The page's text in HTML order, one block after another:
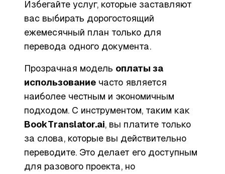
Избегайте услуг, которые заставляют
вас выбирать дорогостоящий
ежемесячный план только для
перевода одного документа.
Прозрачная модель оплаты за
использование часто является
наиболее честным и экономичным
подходом. С инструментом, таким как
BookTranslator.ai, вы платите только
за слова, которые вы действительно
переводите. Это делает его доступным
для разового проекта, но